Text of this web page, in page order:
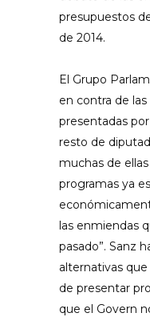
presupuestos
de 2014.
El Grupo
en contra de
presentadas
resto de
muchas de
programas ya
las enmiendas
pasado”. Sanz
alternativas
de presentar
que el Govern